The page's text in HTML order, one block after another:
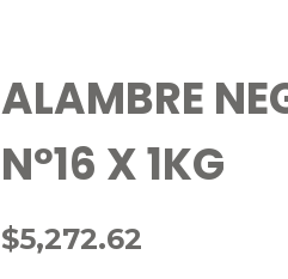
ALAMBRE
Nº16 X 1KG
$5,272.62